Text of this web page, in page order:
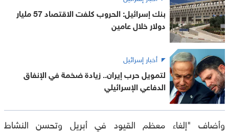
بنك إسرائيل: الحروب كلفت الاقتصاد 57 مليار
دولار خلال عامين
أخبار إسرائيل
لتمويل حرب إيران.. زيادة ضخمة في الإنفاق
الدفاعي الإسرائيلي
وأضاف "إلغاء معظم القيود في أبريل وتحسن النشاط